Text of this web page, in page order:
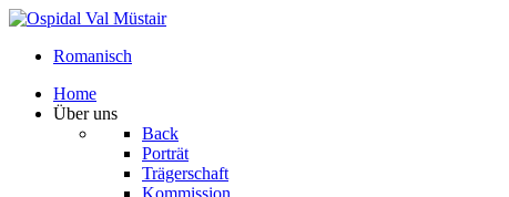
Romanisch
Home
Über uns
Back
Porträt
Trägerschaft
Kommission